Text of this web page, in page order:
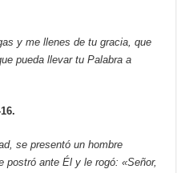
y me llenes de tu gracia, que
pueda llevar tu Palabra a
se presentó un hombre
ante Él y le rogó: «Señor,